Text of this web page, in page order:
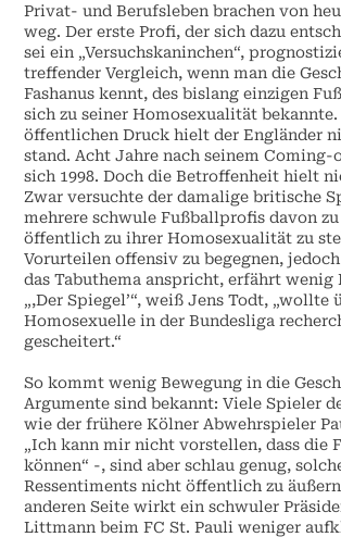
Privat- und Berufsleben brachen von
weg. Der erste Profi, der sich dazu
sei ein „Versuchskaninchen“,
treffender Vergleich, wenn man die
Fashanus kennt, des bislang einzigen
sich zu seiner Homosexualität bekannte.
öffentlichen Druck hielt der Engländer
stand. Acht Jahre nach seinem Coming-
sich 1998. Doch die Betroffenheit hielt
Zwar versuchte der damalige britische
mehrere schwule Fußballprofis davon zu
öffentlich zu ihrer Homosexualität zu
Vorurteilen offensiv zu begegnen,
das Tabuthema anspricht, erfährt wenig
„,Der Spiegel’“, weiß Jens Todt, „wollte
Homosexuelle in der Bundesliga
gescheitert.“
So kommt wenig Bewegung in die
Argumente sind bekannt: Viele Spieler
wie der frühere Kölner Abwehrspieler
„Ich kann mir nicht vorstellen, dass die
können“ -, sind aber schlau genug,
Ressentiments nicht öffentlich zu
anderen Seite wirkt ein schwuler
Littmann beim FC St. Pauli weniger